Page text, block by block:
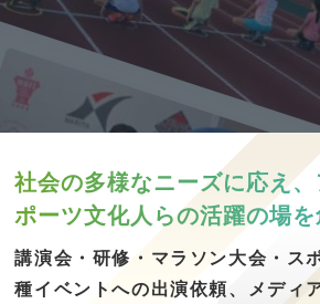
社会の多様なニーズに応え、
ポーツ文化人らの活躍の場を
講演会・研修・マラソン大会・ス
種イベントへの出演依頼、メディ